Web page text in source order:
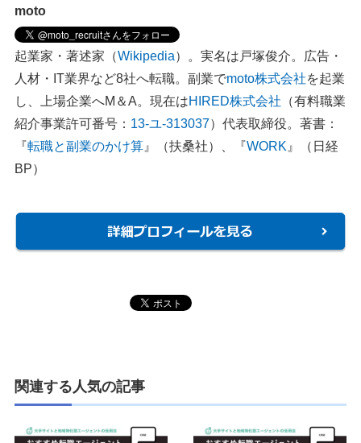
moto
起業家・著述家（Wikipedia）。実名は戸塚俊介。広告・
人材・IT業界など8社へ転職。副業でmoto株式会社を起業
し、上場企業へM＆A。現在はHIRED株式会社 （有料職業
紹介事業許可番号： 13-ユ-313037）代表取締役。著書：
『転職と副業のかけ算 』（扶桑社）、『WORK 』（日経
BP）
関連する人気の記事